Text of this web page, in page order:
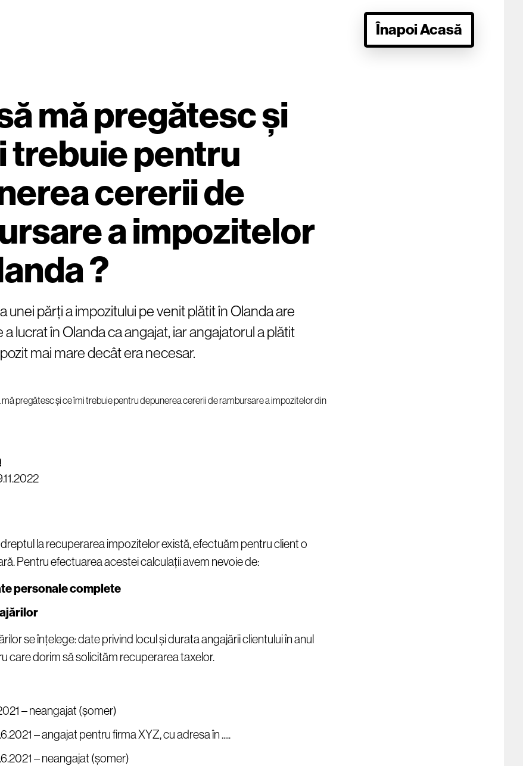
Înapoi Acasă
mă pregătesc și
trebuie pentru
cererii de
a impozitelor
?
unei părți a impozitului pe venit plătit în Olanda are
lucrat în Olanda ca angajat, iar angajatorul a plătit
mai mare decât era necesar.
la recuperarea impozitelor există, efectuăm pentru client o
Pentru efectuarea acestei calculații avem nevoie de:
personale complete
se înțelege: date privind locul și durata angajării clientului în anul
care dorim să solicităm recuperarea taxelor.
– neangajat (șomer)
– angajat pentru firma XYZ, cu adresa în .....
– neangajat (șomer)